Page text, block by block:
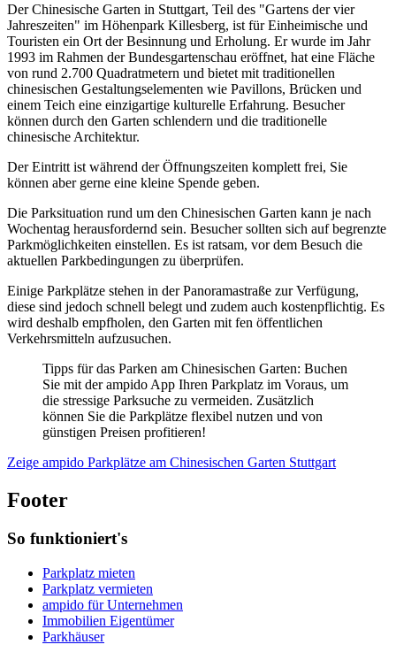
Der Chinesische Garten in Stuttgart, Teil des "Gartens der vier
Jahreszeiten" im Höhenpark Killesberg, ist für Einheimische und
Touristen ein Ort der Besinnung und Erholung. Er wurde im Jahr
1993 im Rahmen der Bundesgartenschau eröffnet, hat eine Fläche
von rund 2.700 Quadratmetern und bietet mit traditionellen
chinesischen Gestaltungselementen wie Pavillons, Brücken und
einem Teich eine einzigartige kulturelle Erfahrung. Besucher
können durch den Garten schlendern und die traditionelle
chinesische Architektur.
Der Eintritt ist während der Öffnungszeiten komplett frei, Sie
können aber gerne eine kleine Spende geben.
Die Parksituation rund um den Chinesischen Garten kann je nach
Wochentag herausfordernd sein. Besucher sollten sich auf begrenzte
Parkmöglichkeiten einstellen. Es ist ratsam, vor dem Besuch die
aktuellen Parkbedingungen zu überprüfen.
Einige Parkplätze stehen in der Panoramastraße zur Verfügung,
diese sind jedoch schnell belegt und zudem auch kostenpflichtig. Es
wird deshalb empfholen, den Garten mit fen öffentlichen
Verkehrsmitteln aufzusuchen.
Tipps für das Parken am Chinesischen Garten: Buchen
Sie mit der ampido App Ihren Parkplatz im Voraus, um
die stressige Parksuche zu vermeiden. Zusätzlich
können Sie die Parkplätze flexibel nutzen und von
günstigen Preisen profitieren!
Zeige ampido Parkplätze am Chinesischen Garten Stuttgart
Footer
So funktioniert's
Parkplatz mieten
Parkplatz vermieten
ampido für Unternehmen
Immobilien Eigentümer
Parkhäuser